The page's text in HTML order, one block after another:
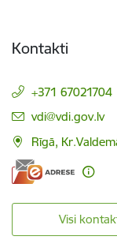
Kontakti
+371 67021704
E-pasts:
vdi@vdi.gov.lv
Rīgā,
Visi